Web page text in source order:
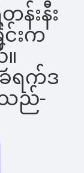
န်းနီး
င်းက
ခရက်ဒ
သည်-